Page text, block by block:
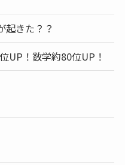
起きた？？
UP！数学約80位UP！